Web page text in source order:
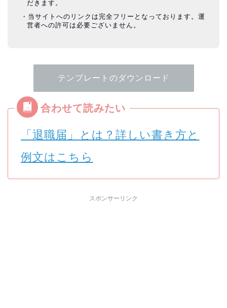
だきます。
当サイトへのリンクは完全フリーとなっております。運
営者への許可は必要ございません。
テンプレートのダウンロード
「退職届」とは？詳しい書き方と
例文はこちら
スポンサーリンク